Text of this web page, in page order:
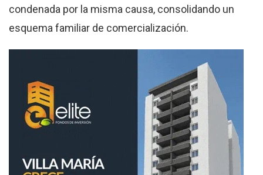
condenada por la misma causa, consolidando un
esquema familiar de comercialización.